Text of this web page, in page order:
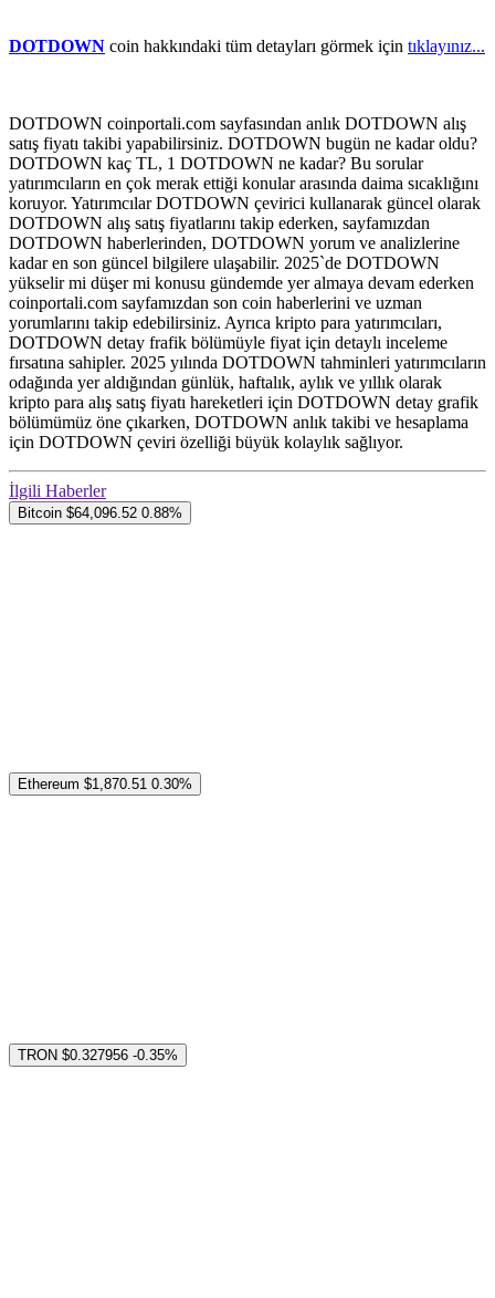
DOTDOWN coin hakkındaki tüm detayları görmek için tıklayınız...
DOTDOWN coinportali.com sayfasından anlık DOTDOWN alış
satış fiyatı takibi yapabilirsiniz. DOTDOWN bugün ne kadar oldu?
DOTDOWN kaç TL, 1 DOTDOWN ne kadar? Bu sorular
yatırımcıların en çok merak ettiği konular arasında daima sıcaklığını
koruyor. Yatırımcılar DOTDOWN çevirici kullanarak güncel olarak
DOTDOWN alış satış fiyatlarını takip ederken, sayfamızdan
DOTDOWN haberlerinden, DOTDOWN yorum ve analizlerine
kadar en son güncel bilgilere ulaşabilir. 2025`de DOTDOWN
yükselir mi düşer mi konusu gündemde yer almaya devam ederken
coinportali.com sayfamızdan son coin haberlerini ve uzman
yorumlarını takip edebilirsiniz. Ayrıca kripto para yatırımcıları,
DOTDOWN detay frafik bölümüyle fiyat için detaylı inceleme
fırsatına sahipler. 2025 yılında DOTDOWN tahminleri yatırımcıların
odağında yer aldığından günlük, haftalık, aylık ve yıllık olarak
kripto para alış satış fiyatı hareketleri için DOTDOWN detay grafik
bölümümüz öne çıkarken, DOTDOWN anlık takibi ve hesaplama
için DOTDOWN çeviri özelliği büyük kolaylık sağlıyor.
İlgili Haberler
Bitcoin $64,096.52 0.88%
Ethereum $1,870.51 0.30%
TRON $0.327956 -0.35%